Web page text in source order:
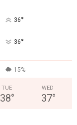
36°
36°
15%
TUE
38°
WED
37°